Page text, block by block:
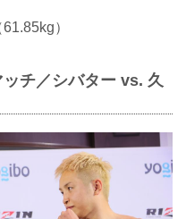
61.85kg）
チ／シバター vs. 久